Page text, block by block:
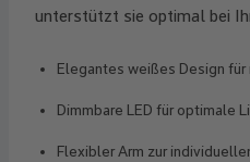
unterstützt sie optimal bei
Elegantes weißes Design
Dimmbare LED für optimale
Flexibler Arm zur